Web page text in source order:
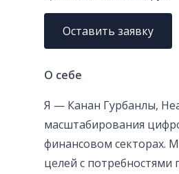
Оставить заявку
О себе
Я — Канан Гурбанлы,
масштабирования
финансовом секторах.
целей с потребностями